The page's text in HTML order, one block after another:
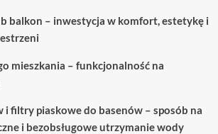
balkon – inwestycja w komfort, estetykę i
mieszkania – funkcjonalność na
i filtry piaskowe do basenów – sposób na
i bezobsługowe utrzymanie wody